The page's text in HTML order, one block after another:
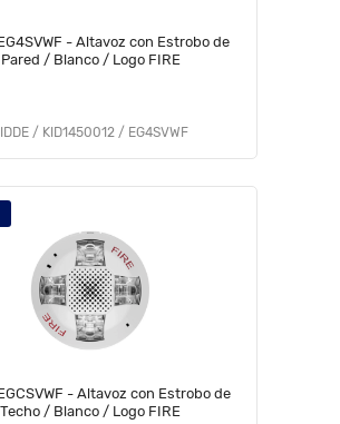
- Altavoz con Estrobo de
Pared / Blanco / Logo FIRE
/ KID1450012 / EG4SVWF
- Altavoz con Estrobo de
Techo / Blanco / Logo FIRE